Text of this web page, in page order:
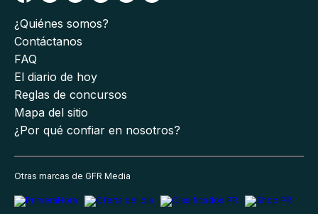
¿Quiénes somos?
Contáctanos
FAQ
El diario de hoy
Reglas de concursos
Mapa del sitio
¿Por qué confiar en nosotros?
Otras marcas de GFR Media